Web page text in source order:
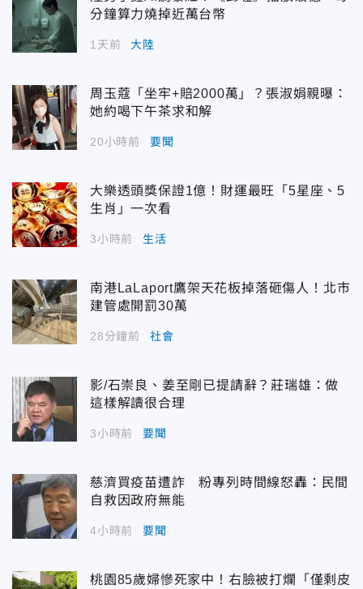
分鐘算力燒掉近萬台幣
1天前 大陸
周玉蔻「坐牢+賠2000萬」？張淑娟親曝：
她約喝下午茶求和解
20小時前 要聞
大樂透頭獎保證1億！財運最旺「5星座、5
生肖」一次看
3小時前 生活
南港LaLaport鷹架天花板掉落砸傷人！北市
建管處開罰30萬
28分鐘前 社會
影/石崇良、姜至剛已提請辭？莊瑞雄：做
這樣解讀很合理
3小時前 要聞
慈濟買疫苗遭詐 粉專列時間線怒轟：民間
自救因政府無能
4小時前 要聞
桃園85歲婦慘死家中！右臉被打爛「僅剩皮